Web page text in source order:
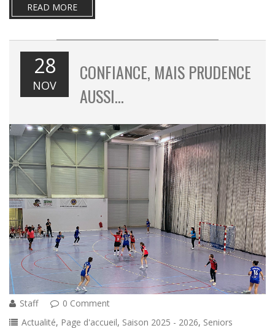
READ MORE
28
NOV
CONFIANCE, MAIS PRUDENCE
AUSSI…
Staff
0 Comment
Actualité, Page d'accueil, Saison 2025 - 2026, Seniors